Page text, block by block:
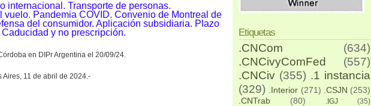
internacional. Transporte de personas.
vuelo. Pandemia COVID. Convenio de Montreal de
del consumidor. Aplicación subsidiaria. Plazo
y no prescripción.
en DIPr Argentina el 20/09/24.
Aires, 11 de abril de 2024.-
Etiquetas
.CNCom
(634)
.CNCivyComFed
(557)
.CNCiv (355) .1 instancia
(329)
.Interior (271) .CSJN (253)
.CNTrab
(80) .IGJ
(35)